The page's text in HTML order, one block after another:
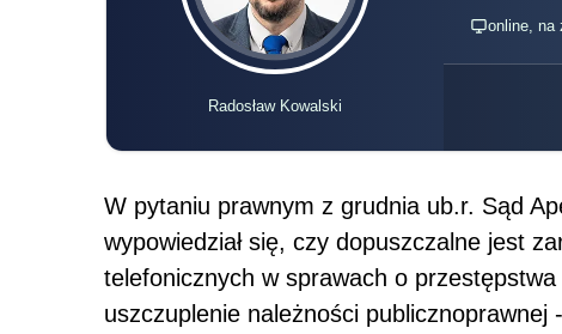
Radosław Kowalski
online, na
W pytaniu prawnym z grudnia ub.r. Sąd
wypowiedział się, czy dopuszczalne jest
telefonicznych w sprawach o
uszczuplenie należności